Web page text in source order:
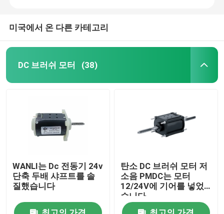
제품
화면
미국에서 온 다른 카테고리
DC 브러쉬 모터 (38)
WANLI는 Dc 전동기 24v
단축 두배 샤프트를 솔
질했습니다
탄소 DC 브러쉬 모터 저
소음 PMDC는 모터
12/24V에 기어를 넣었
습니다